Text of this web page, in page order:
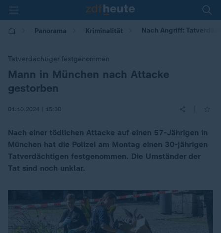
Panorama Kriminalität Nach Angriff:
Tatverdächtiger festgenommen
:Mann in München nach Attacke
gestorben
01.10.2024 | 15:30
Nach einer tödlichen Attacke auf einen 57-Jährigen in
München hat die Polizei am Montag einen 30-jährigen
Tatverdächtigen festgenommen. Die Umständer der
Tat sind noch unklar.